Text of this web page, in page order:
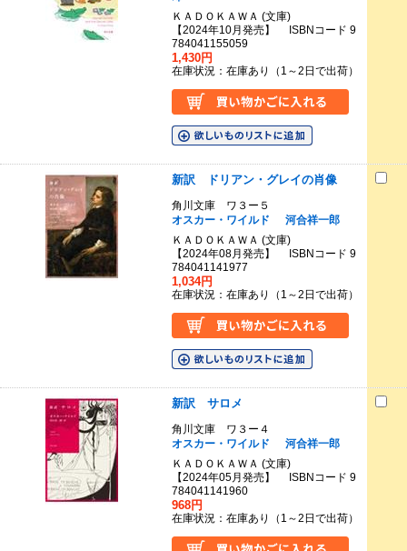
ＫＡＤＯＫＡＷＡ (文庫)
【2024年10月発売】 ISBNコード 9
784041155059
1,430円
在庫状況：在庫あり（1～2日で出荷）
新訳 ドリアン・グレイの肖像
角川文庫 ワ３ー５
オスカー・ワイルド
河合祥一郎
ＫＡＤＯＫＡＷＡ (文庫)
【2024年08月発売】 ISBNコード 9
784041141977
1,034円
在庫状況：在庫あり（1～2日で出荷）
新訳 サロメ
角川文庫 ワ３ー４
オスカー・ワイルド
河合祥一郎
ＫＡＤＯＫＡＷＡ (文庫)
【2024年05月発売】 ISBNコード 9
784041141960
968円
在庫状況：在庫あり（1～2日で出荷）